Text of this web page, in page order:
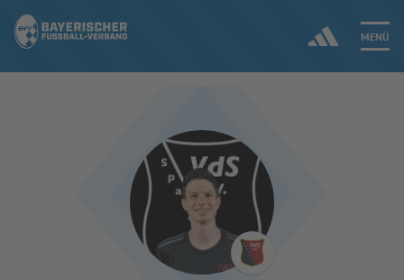
MENÜ
ERGEBNISSE & WETTBEWERBE
SPIELBETRIEB & VERBANDSLEBEN